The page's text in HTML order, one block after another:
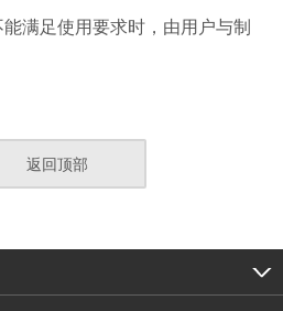
满足使用要求时，由用户与制
返回顶部